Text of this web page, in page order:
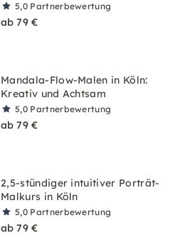
5,0 Partnerbewertung
ab 79 €
Mandala-Flow-Malen in Köln:
Kreativ und Achtsam
5,0 Partnerbewertung
ab 79 €
2,5-stündiger intuitiver Porträt-
Malkurs in Köln
5,0 Partnerbewertung
ab 79 €